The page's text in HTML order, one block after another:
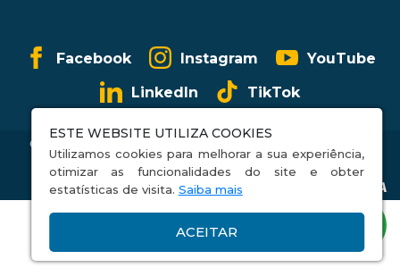
Facebook Instagram
YouTube
LinkedIn
TikTok
CCE FACCESA 2026 © Todos os direitos reservados. |
Política de Privacidade
ESTE WEBSITE UTILIZA COOKIES
Utilizamos cookies para melhorar a sua experiência,
otimizar as funcionalidades do site e obter
estatísticas de visita. Saiba mais
ACEITAR